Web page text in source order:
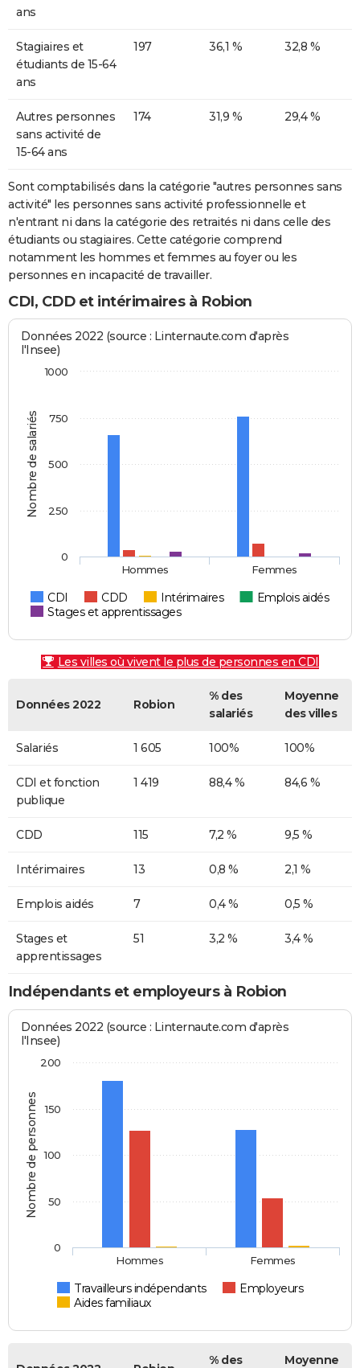
ans
Stagiaires et
étudiants de 15-64
ans
197 36,1 % 32,8 %
Autres personnes
sans activité de
15-64 ans
174 31,9 % 29,4 %
Sont comptabilisés dans la catégorie "autres personnes sans
activité" les personnes sans activité professionnelle et
n'entrant ni dans la catégorie des retraités ni dans celle des
étudiants ou stagiaires. Cette catégorie comprend
notamment les hommes et femmes au foyer ou les
personnes en incapacité de travailler.
CDI, CDD et intérimaires à Robion
Nombre de salariés
Données 2022 (source : Linternaute.com d'après
l'Insee)
CDI CDD Intérimaires
Emplois aidés
Stages et apprentissages
Hommes Femmes
0
250
500
750
1000
Les villes où vivent le plus de personnes en CDI
Données 2022 Robion
% des
salariés
Moyenne
des villes
Salariés 1 605 100% 100%
CDI et fonction
publique
1 419 88,4 % 84,6 %
CDD 115 7,2 % 9,5 %
Intérimaires 13 0,8 % 2,1 %
Emplois aidés 7 0,4 % 0,5 %
Stages et
apprentissages
51 3,2 % 3,4 %
Indépendants et employeurs à Robion
Nombre de personnes
Données 2022 (source : Linternaute.com d'après
l'Insee)
Travailleurs indépendants
Employeurs
Aides familiaux
Hommes Femmes
0
50
100
150
200
% des Moyenne